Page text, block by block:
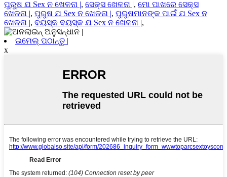
ପୁରୁଷ ଯ Sex ନ ଖେଳନା |, ସେକ୍ସ ଖେଳନା |, ମୋ ପାଖରେ ସେକ୍ସ
ଖେଳନା |, ପୁରୁଷ ଯ Sex ନ ଖେଳନା |, ପୁରୁଷମାନଙ୍କ ପାଇଁ ଯ Sex ନ
ଖେଳନା |, ବୟସ୍କ ବୟସ୍କ ଯ Sex ନ ଖେଳନା |,
ଇମେଲ୍ ପଠାନ୍ତୁ |
x